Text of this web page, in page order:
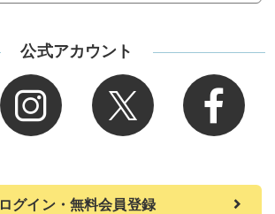
公式アカウント
ログイン・無料会員登録